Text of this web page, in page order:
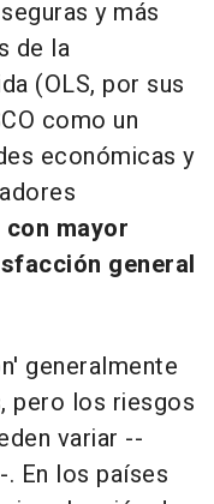
y más
de la
(OLS, por sus
como un
económicas y
mayor
general
generalmente
pero los riesgos
variar --
En los países